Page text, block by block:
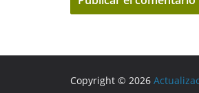
Copyright © 2026